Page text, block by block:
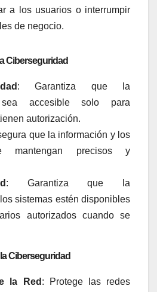
a los usuarios o interrumpir
de negocio.
Ciberseguridad
: Garantiza que la
sea accesible solo para
autorización.
que la información y los
mantengan precisos y
: Garantiza que la
sistemas estén disponibles
autorizados cuando se
Ciberseguridad
la Red : Protege las redes